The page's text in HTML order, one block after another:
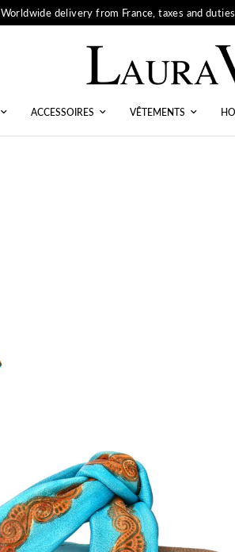
Worldwide delivery from France, taxes and
ACCESSOIRES VÊTEMENTS